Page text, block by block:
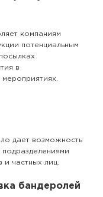
компаниям
потенциальным
в
дает возможность
частных лиц.
бандеролей